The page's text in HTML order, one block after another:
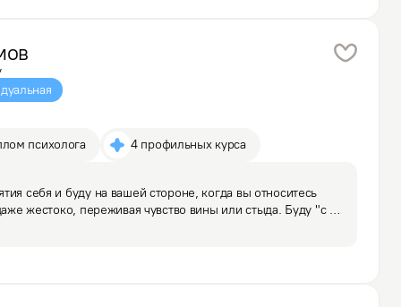
психолога 4 профильных курса
себя и буду на вашей стороне, когда вы относитесь
жестоко, переживая чувство вины или стыда. Буду "с
подавляют.